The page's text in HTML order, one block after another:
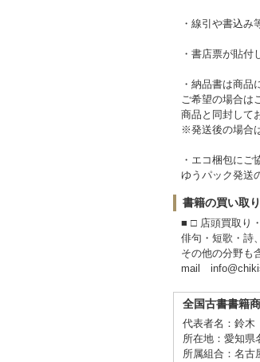
・線引や書込
・書店票が貼付
・納品書は商品
ご希望の場合は
商品と同封して
※発送後の場合
・エコ梱包にご
ゆうパック発送
書籍の買い取
■ □ 店頭買取り
俳句・短歌・詩
その他の分野も
mail
全国古書書籍
代表者名：鈴
所在地：愛知
所属組合：名古